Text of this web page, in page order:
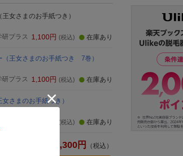
王女さまのお手紙つき）
研プラス 1,100円 (税込) 在庫あり
（王女さまのお手紙つき 7巻）
研プラス 1,100円 (税込) 在庫あり
女さまのお手紙つき）
プラス (税込) 在庫あり
3,300 円 （税込）